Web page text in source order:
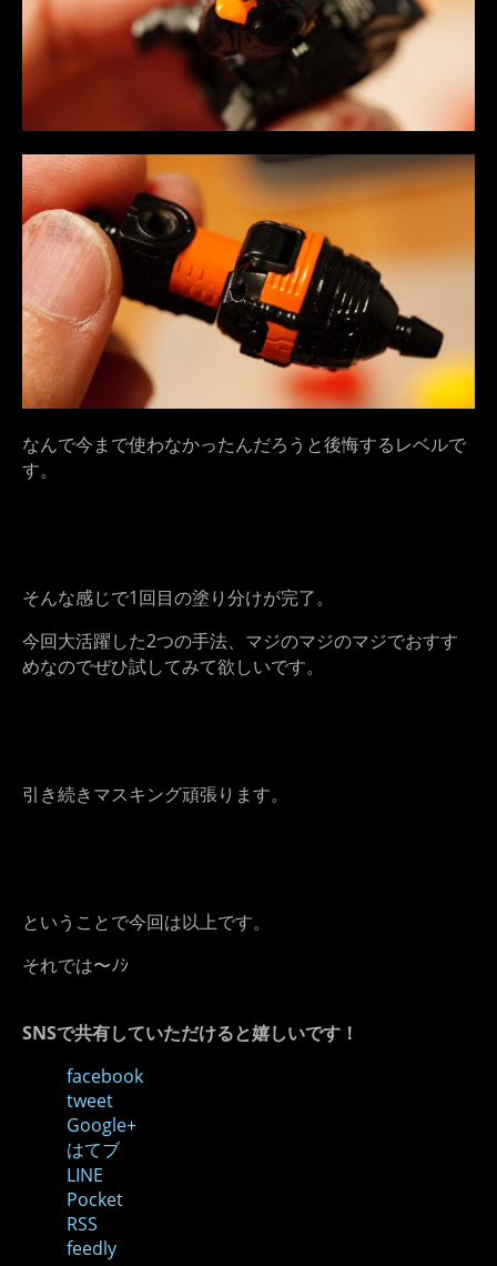
なんで今まで使わなかったんだろうと後悔するレベルで
す。
そんな感じで1回目の塗り分けが完了。
今回大活躍した2つの手法、マジのマジのマジでおすす
めなのでぜひ試してみて欲しいです。
引き続きマスキング頑張ります。
ということで今回は以上です。
それでは〜ﾉｼ
SNSで共有していただけると嬉しいです！
facebook
tweet
Google+
はてブ
LINE
Pocket
RSS
feedly